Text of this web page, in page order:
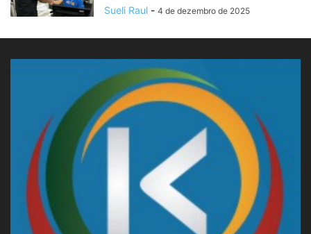
Sueli Raul - 4 de dezembro de 2025